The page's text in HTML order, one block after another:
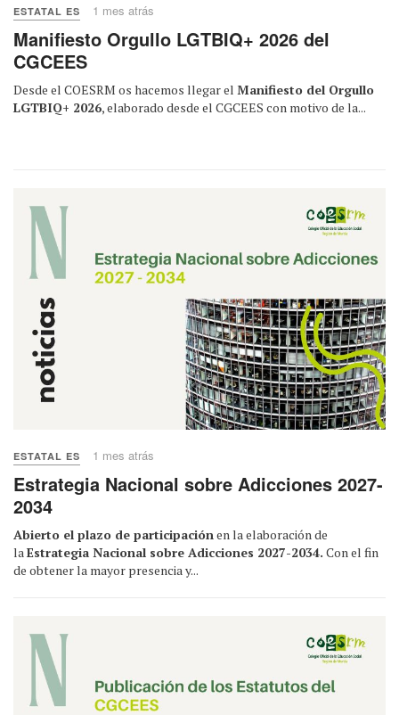
ESTATAL ES 1 mes atrás
Manifiesto Orgullo LGTBIQ+ 2026 del
CGCEES
Desde el COESRM os hacemos llegar el Manifiesto del Orgullo
LGTBIQ+ 2026, elaborado desde el CGCEES con motivo de la...
ESTATAL ES 1 mes atrás
Estrategia Nacional sobre Adicciones 2027-
2034
Abierto el plazo de participaciónen la elaboración de
laEstrategia Nacional sobre Adicciones 2027-2034. Con el fin
de obtener la mayor presencia y...